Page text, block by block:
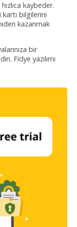
kaybeder.
bilgilerini
kazanmak
bir
Fidye yazılımı